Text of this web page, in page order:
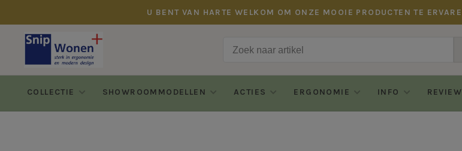
U BENT VAN HARTE WELKOM OM ONZE MOOIE PRODUCTEN TE
COLLECTIE SHOWROOMMODELLEN ACTIES ERGONOMIE INFO